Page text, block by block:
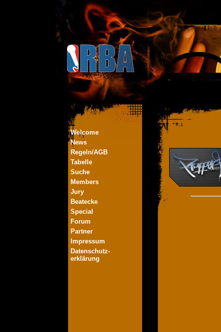
Welcome
News
Regeln/AGB
Tabelle
Suche
Members
Jury
Beatecke
Special
Forum
Partner
Impressum
Datenschutz-
erklärung